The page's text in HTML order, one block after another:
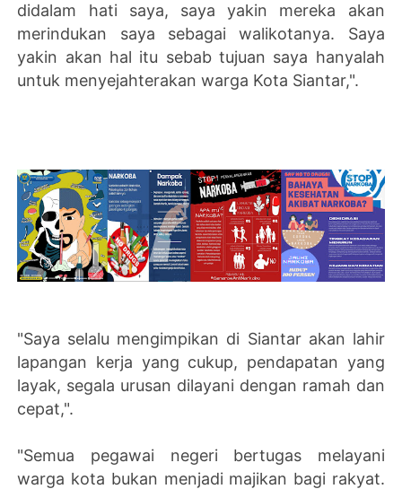
didalam hati saya, saya yakin mereka akan
merindukan saya sebagai walikotanya. Saya
yakin akan hal itu sebab tujuan saya hanyalah
untuk menyejahterakan warga Kota Siantar,".
"Saya selalu mengimpikan di Siantar akan lahir
lapangan kerja yang cukup, pendapatan yang
layak, segala urusan dilayani dengan ramah dan
cepat,".
"Semua pegawai negeri bertugas melayani
warga kota bukan menjadi majikan bagi rakyat.